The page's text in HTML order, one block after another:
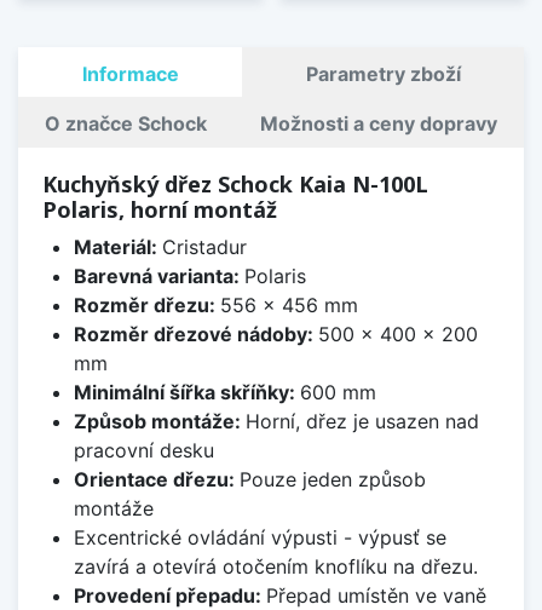
Informace Parametry zboží
O značce Schock Možnosti a ceny dopravy
Kuchyňský dřez Schock Kaia N-100L
Polaris, horní montáž
Materiál: Cristadur
Barevná varianta: Polaris
Rozměr dřezu: 556 x 456 mm
Rozměr dřezové nádoby: 500 x 400 x 200
mm
Minimální šířka skříňky: 600 mm
Způsob montáže: Horní, dřez je usazen nad
pracovní desku
Orientace dřezu: Pouze jeden způsob
montáže
Excentrické ovládání výpusti - výpusť se
zavírá a otevírá otočením knoflíku na dřezu.
Provedení přepadu: Přepad umístěn ve vaně